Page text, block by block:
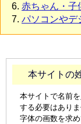
赤ちゃん・子
パソコンやデ
本サイトの
本サイトで名前
する必要はあり
字体の画数を求